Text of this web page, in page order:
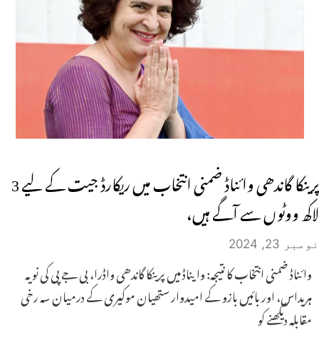
پرینکا گاندھی وائناڈ ضمنی انتخاب میں ریکارڈ جیت کے لیے 3
لاکھ ووٹوں سے آگے ہیں،
نومبر 23, 2024
وائناڈ ضمنی انتخاب کا نتیجہ: وایناڈ میں پرینکا گاندھی واڈرا، بی جے پی کی نویہ
ہریداس، اور بائیں بازو کے امیدوار ستھیان موکیری کے درمیان سہ رخی
مقابلہ دیکھنے کو